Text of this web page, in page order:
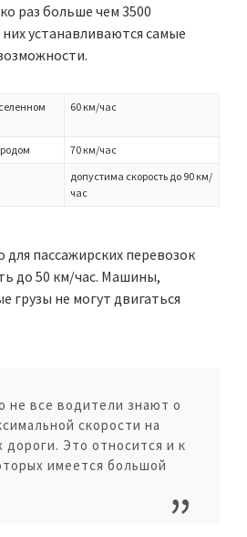
раз больше чем 3500
устанавливаются самые
60 км/час
70 км/час
допустима скорость до 90 км/
час
пассажирских перевозок
до 50 км/час. Машины,
грузы не могут двигаться
не все водители знают о
скорости на
дороги. Это относится и к
имеется большой